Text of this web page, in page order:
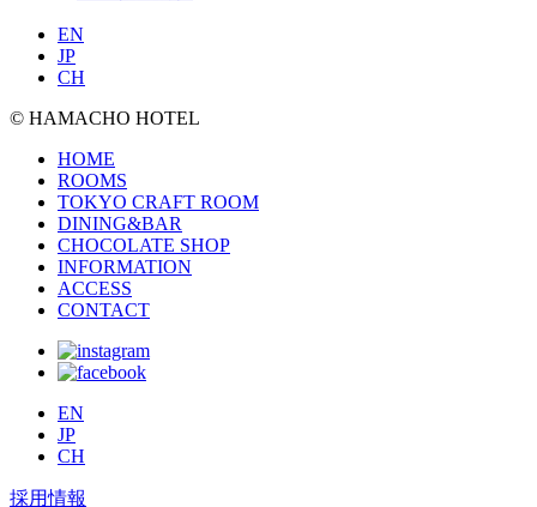
EN
JP
CH
© HAMACHO HOTEL
HOME
ROOMS
TOKYO CRAFT ROOM
DINING&BAR
CHOCOLATE SHOP
INFORMATION
ACCESS
CONTACT
EN
JP
CH
採用情報